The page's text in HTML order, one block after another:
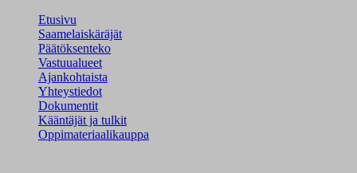
Etusivu
Saamelaiskäräjät
Päätöksenteko
Vastuualueet
Ajankohtaista
Yhteystiedot
Dokumentit
Kääntäjät ja tulkit
Oppimateriaalikauppa